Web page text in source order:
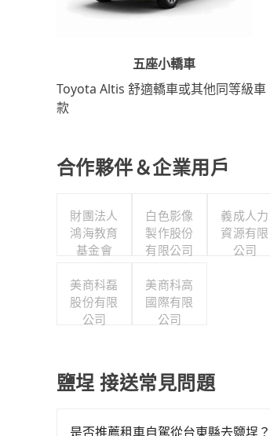
五座小轎車
Toyota Altis 舒適轎車或其他同等級車
款
合作夥伴＆企業用戶
財團法人
鴻海教育
基金會
白色影像
製作股份
有限公司
義成人力
資源有限
公司
美商科磊
股份有限
公司
美商科高
國際有限
公司
鹽埕 接送常見問題
是否推薦租車自駕從台東縣去鹽埕？